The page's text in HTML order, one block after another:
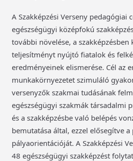
A Szakképzési Verseny pedagógiai
egészségügyi középfokú
további növelése, a szakképzésben
teljesítményt nyújtó fiatalok és
eredményeinek elismerése. Cél az
munkakörnyezetet szimuláló
versenyzők szakmai tudásának
egészségügyi szakmák társadalmi
és a szakképzésbe való belépés
bemutatása által, ezzel elősegítve
pályaorientációját. A Szakképzési
48 egészségügyi szakképzést